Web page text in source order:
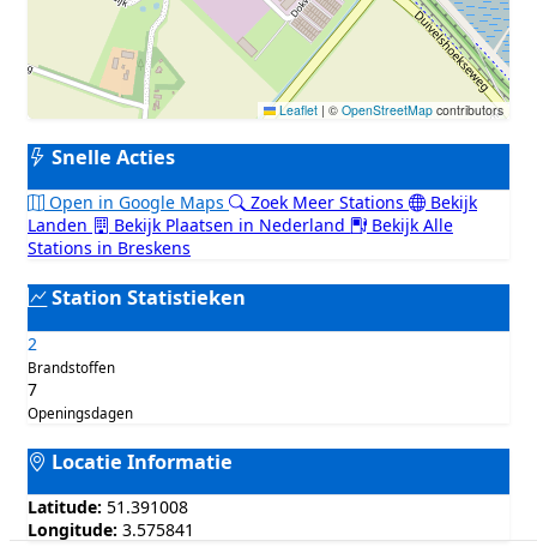
Leaflet | © OpenStreetMap contributors
Snelle Acties
Open in Google Maps Zoek Meer Stations
Bekijk
Landen
Bekijk Plaatsen in Nederland
Bekijk Alle
Stations in Breskens
Station Statistieken
2
Brandstoffen
7
Openingsdagen
Locatie Informatie
Latitude: 51.391008
Longitude: 3.575841